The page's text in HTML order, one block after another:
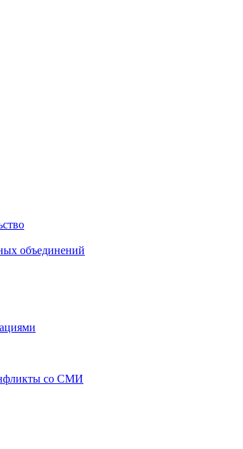
объединений
со СМИ